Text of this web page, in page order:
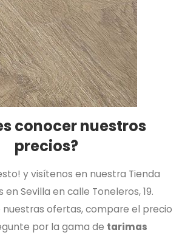
conocer nuestros
precios?
y visítenos en nuestra Tienda
Sevilla en calle Toneleros, 19.
nuestras ofertas, compare el precio
por la gama de tarimas